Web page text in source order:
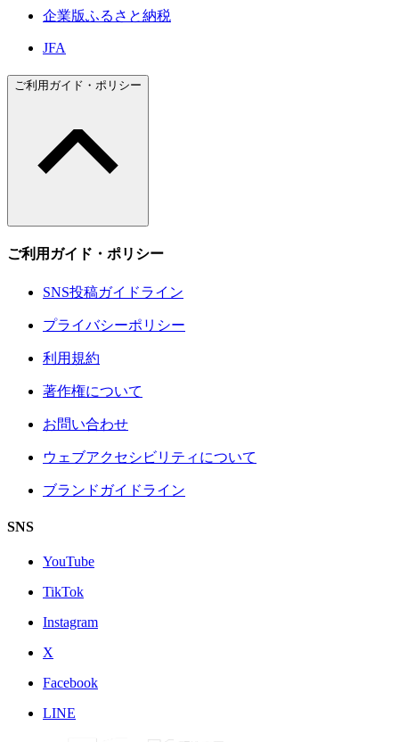
企業版ふるさと納税
JFA
ご利用ガイド・ポリシー
ご利用ガイド・ポリシー
SNS投稿ガイドライン
プライバシーポリシー
利用規約
著作権について
お問い合わせ
ウェブアクセシビリティについて
ブランドガイドライン
SNS
YouTube
TikTok
Instagram
X
Facebook
LINE